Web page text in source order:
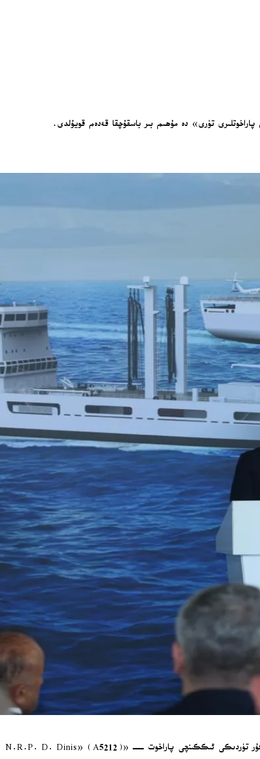
تۈرى» دە مۇھىم بىر باسقۇچقا قەدەم قويۇلدى.
تۈركىيە دۆلەت مۇداپىئە تېخنىكىلىرى، ئىنژېنېرلىق ۋە سودا پاي چەكلىك شىركىتى (STM) تەرىپىدىن پورتۇگالىيە دېڭىز ئارمىيەسى ئۈچۈن ياسىلىۋاتقان مەزكۇر تۈردىكى ئىككىنچى پاراخوت — «N.R.P. D. Dinis» (A5212)